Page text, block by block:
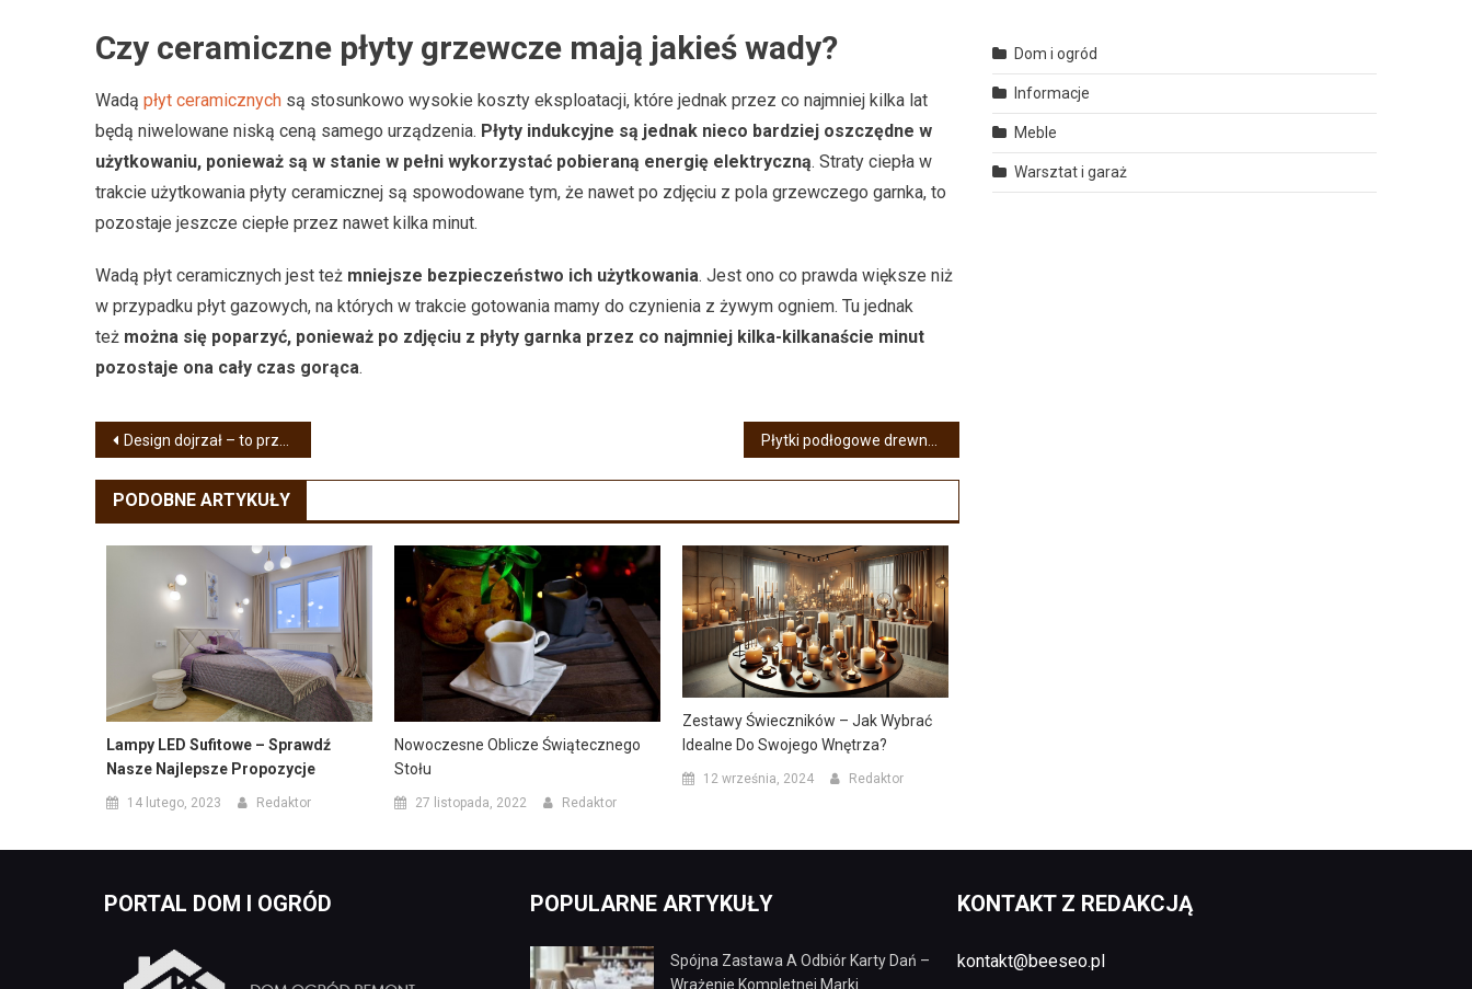
Czy ceramiczne płyty grzewcze mają jakieś wady?
Wadą płyt ceramicznych są stosunkowo wysokie koszty eksploatacji, które jednak przez co najmniej kilka lat
będą niwelowane niską ceną samego urządzenia. Płyty indukcyjne są jednak nieco bardziej oszczędne w
użytkowaniu, ponieważ są w stanie w pełni wykorzystać pobieraną energię elektryczną. Straty ciepła w
trakcie użytkowania płyty ceramicznej są spowodowane tym, że nawet po zdjęciu z pola grzewczego garnka, to
pozostaje jeszcze ciepłe przez nawet kilka minut.
Wadą płyt ceramicznych jest też mniejsze bezpieczeństwo ich użytkowania. Jest ono co prawda większe niż
w przypadku płyt gazowych, na których w trakcie gotowania mamy do czynienia z żywym ogniem. Tu jednak
też można się poparzyć, ponieważ po zdjęciu z płyty garnka przez co najmniej kilka-kilkanaście minut
pozostaje ona cały czas gorąca.
Nawigacja
wpisu
Design dojrzał – to przede wszystkim funkcjonalność
PODOBNE ARTYKUŁY
Lampy LED Sufitowe – Sprawdź
Nasze Najlepsze Propozycje
14 lutego, 2023 Redaktor
Nowoczesne Oblicze Świątecznego
Stołu
27 listopada, 2022 Redaktor
Zestawy Świeczników – Jak Wybrać
Idealne Do Swojego Wnętrza?
12 września, 2024 Redaktor
Dom i ogród
Informacje
Meble
Warsztat i garaż
PORTAL DOM I OGRÓD POPULARNE ARTYKUŁY
Spójna Zastawa A Odbiór Karty Dań –
Wrażenie Kompletnej Marki
KONTAKT Z REDAKCJĄ
kontakt@beeseo.pl